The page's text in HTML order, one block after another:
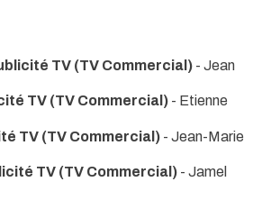
TV (TV Commercial) - Jean
TV (TV Commercial) - Etienne
TV (TV Commercial) - Jean-Marie
TV (TV Commercial) - Jamel